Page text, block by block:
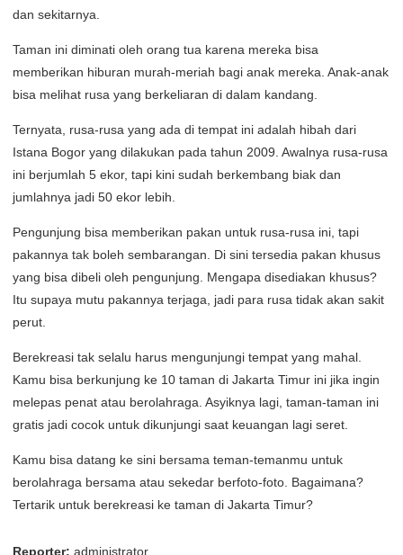
dan sekitarnya.
Taman ini diminati oleh orang tua karena mereka bisa
memberikan hiburan murah-meriah bagi anak mereka. Anak-anak
bisa melihat rusa yang berkeliaran di dalam kandang.
Ternyata, rusa-rusa yang ada di tempat ini adalah hibah dari
Istana Bogor yang dilakukan pada tahun 2009. Awalnya rusa-rusa
ini berjumlah 5 ekor, tapi kini sudah berkembang biak dan
jumlahnya jadi 50 ekor lebih.
Pengunjung bisa memberikan pakan untuk rusa-rusa ini, tapi
pakannya tak boleh sembarangan. Di sini tersedia pakan khusus
yang bisa dibeli oleh pengunjung. Mengapa disediakan khusus?
Itu supaya mutu pakannya terjaga, jadi para rusa tidak akan sakit
perut.
Berekreasi tak selalu harus mengunjungi tempat yang mahal.
Kamu bisa berkunjung ke 10 taman di Jakarta Timur ini jika ingin
melepas penat atau berolahraga. Asyiknya lagi, taman-taman ini
gratis jadi cocok untuk dikunjungi saat keuangan lagi seret.
Kamu bisa datang ke sini bersama teman-temanmu untuk
berolahraga bersama atau sekedar berfoto-foto. Bagaimana?
Tertarik untuk berekreasi ke taman di Jakarta Timur?
Reporter: administrator